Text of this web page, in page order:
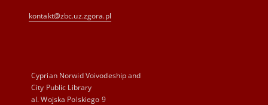
kontakt@zbc.uz.zgora.pl
Cyprian Norwid Voivodeship and
City Public Library
al. Wojska Polskiego 9